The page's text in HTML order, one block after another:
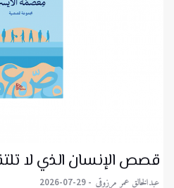
قصص الإنسان الذي لا
عبدالخالق عمر مرزوقي 2026-07-29